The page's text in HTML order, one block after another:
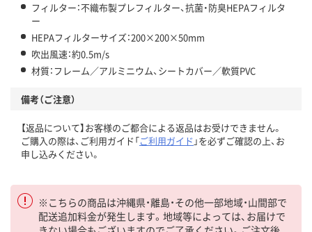
フィルター：不織布製プレフィルター、抗菌・防臭HEPAフィルタ
ー
HEPAフィルターサイズ：200×200×50mm
吹出風速：約0.5m/s
材質：フレーム／アルミニウム、シートカバー／軟質PVC
備考（ご注意）
【返品について】お客様のご都合による返品はお受けできません。
ご購入の際は、ご利用ガイド「ご利用ガイド 」を必ずご確認の上、お
申し込みください。
※こちらの商品は沖縄県・離島・その他一部地域・山間部で
配送追加料金が発生します。地域等によっては、お届けで